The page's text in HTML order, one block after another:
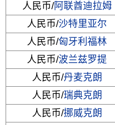
人民币/阿联酋迪拉姆
人民币/沙特里亚尔
人民币/匈牙利福林
人民币/波兰兹罗提
人民币/丹麦克朗
人民币/瑞典克朗
人民币/挪威克朗